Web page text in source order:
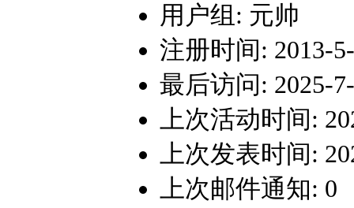
用户组: 元帅
注册时间: 2013-
最后访问: 2025-
上次活动时间:
上次发表时间:
上次邮件通知: 0